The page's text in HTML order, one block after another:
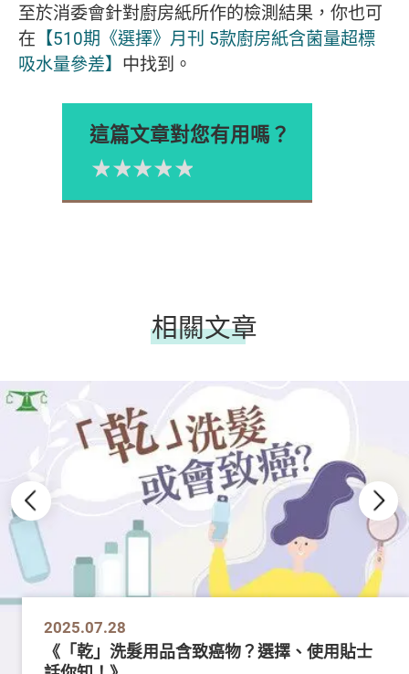
至於消委會針對廚房紙所作的檢測結果，你也可
在 【510期《選擇》月刊 5款廚房紙含菌量超標
吸水量參差】 中找到。
這篇文章對您有用嗎？
Please rate
4星
3星
2星
1星
相關文章
2025.07.28
《「乾」洗髮用品含致癌物？選擇、使用貼士